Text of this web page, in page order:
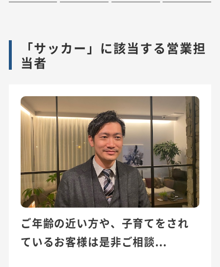
「サッカー」に該当する営業担
当者
ご年齢の近い方や、子育てをされ
ているお客様は是非ご相談...